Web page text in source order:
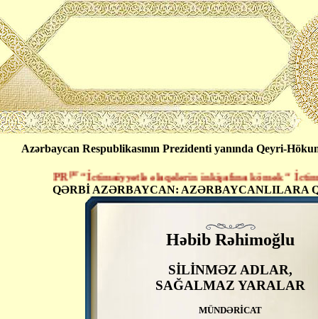
Azərbaycan Respublikasının Prezidenti yanında Qeyri-
pr“İctimaiyyətlə əlaqələrin inkişafına kömək “ İctimai
QƏRBİ AZƏRBAYCAN: AZƏRBAYCANLILARA
Həbib Rəhimoğlu
SİLİNMƏZ ADLAR,
SAĞALMAZ YARALAR
MÜNDƏRİCAT